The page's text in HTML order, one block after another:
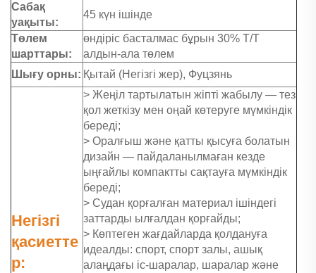
Сабақ
уақыты:
45 күн ішінде
Төлем
шарттары:
өндіріс басталмас бұрын 30% Т/Т
алдын-ала төлем
Шығу орны: Қытай (Негізгі жер), Фуцзянь
Негізгі
қасиетте
р:
> Жеңіл тартылатын жіпті жабылу — тез
қол жеткізу мен оңай көтеруге мүмкіндік
береді;
> Оралғыш және қатты қысуға болатын
дизайн — пайдаланылмаған кезде
ыңғайлы компактты сақтауға мүмкіндік
береді;
> Судан қорғалған материал ішіндегі
заттарды ылғалдан қорғайды;
> Көптеген жағдайларда қолдануға
идеалды: спорт, спорт залы, ашық
алаңдағы іс-шаралар, шаралар және